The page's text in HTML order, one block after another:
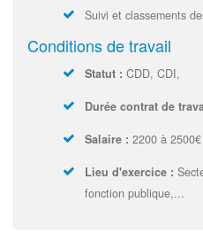
Suivi et classements
Conditions de travail
Statut : CDD, CDI,
Durée contrat de
Salaire : 2200 à
Lieu d'exercice :
fonction publique,...